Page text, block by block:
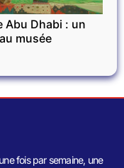
Abu Dhabi : un
musée
fois par semaine, une